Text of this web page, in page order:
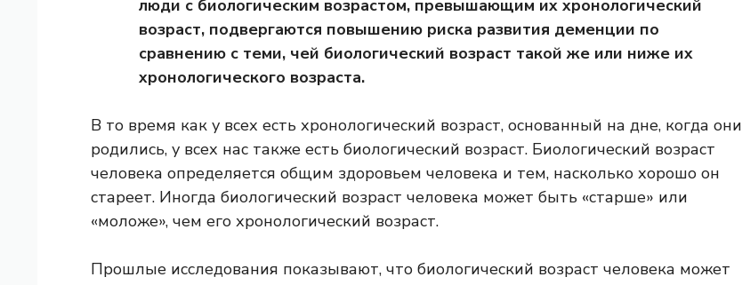
люди с биологическим возрастом, превышающим их хронологический
возраст, подвергаются повышению риска развития деменции по
сравнению с теми, чей биологический возраст такой же или ниже их
хронологического возраста.
В то время как у всех есть хронологический возраст, основанный на дне, когда они
родились, у всех нас также есть биологический возраст. Биологический возраст
человека определяется общим здоровьем человека и тем, насколько хорошо он
стареет. Иногда биологический возраст человека может быть «старше» или
«моложе», чем его хронологический возраст.
Прошлые исследования показывают, что биологический возраст человека может